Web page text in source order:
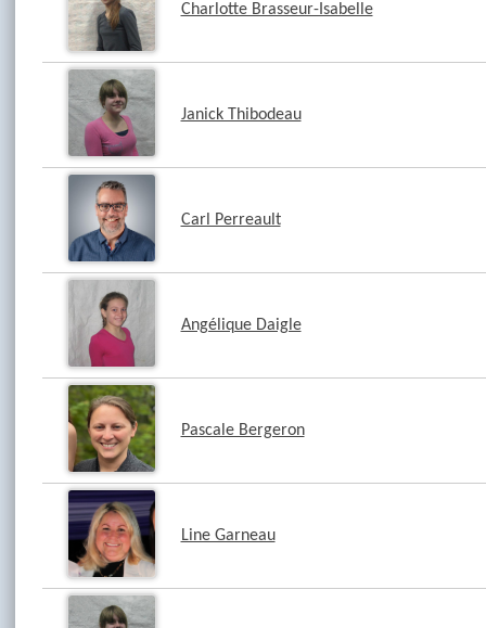
Charlotte Brasseur-Isabelle
Janick Thibodeau
Carl Perreault
Angélique Daigle
Pascale Bergeron
Line Garneau